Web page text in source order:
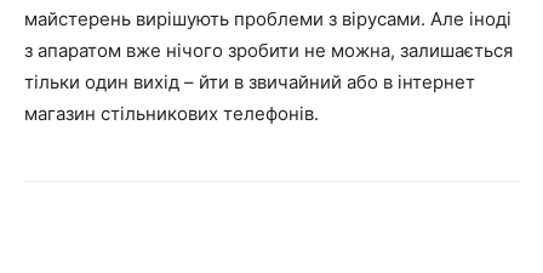
майстерень вирішують проблеми з вірусами. Але іноді
з апаратом вже нічого зробити не можна, залишається
тільки один вихід – йти в звичайний або в інтернет
магазин стільникових телефонів.